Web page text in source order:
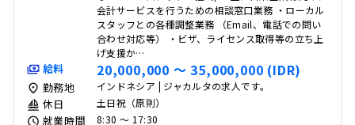
会計サービスを行うための相談窓口業務 ・ローカル
スタッフとの各種調整業務 （Email、電話での問い
合わせ対応等） ・ビザ、ライセンス取得等の立ち上
げ支援か…
給料 20,000,000 〜 35,000,000 (IDR)
勤務地 インドネシア | ジャカルタの求人です。
休日 土日祝（原則）
就業時間
8:30 〜 17:30